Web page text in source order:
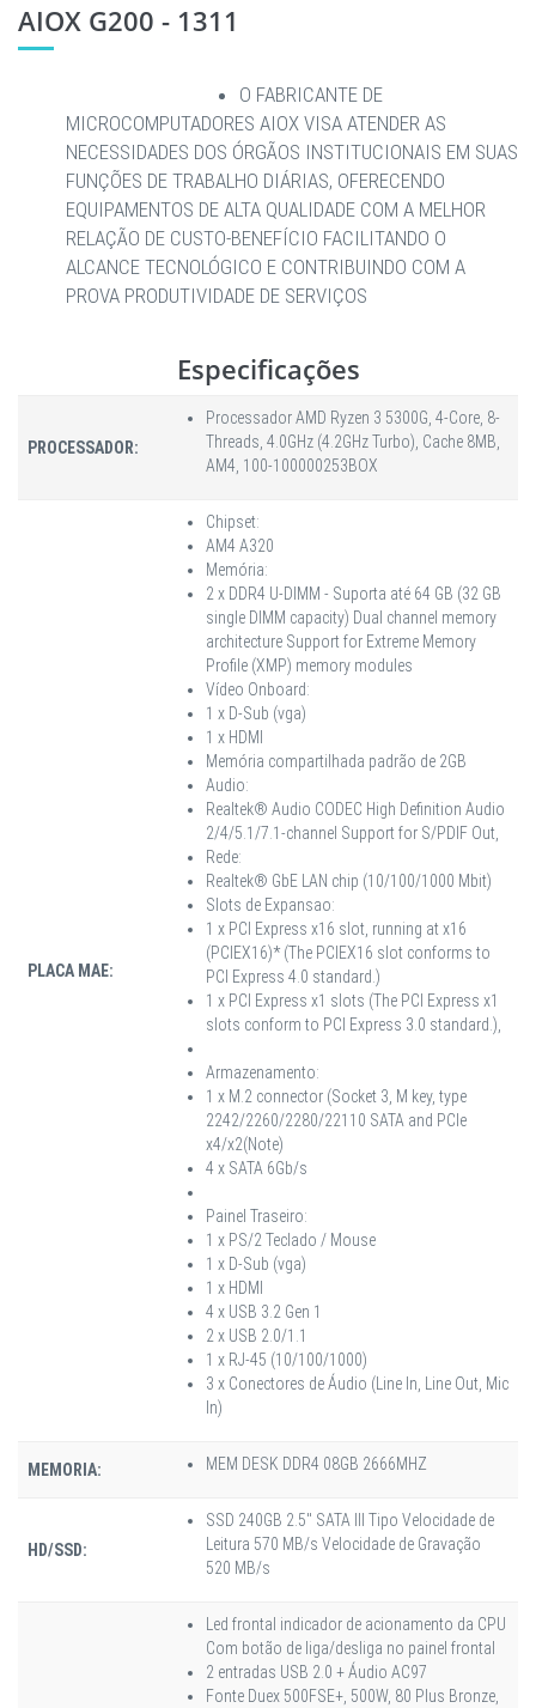
AIOX G200 - 1311
O FABRICANTE DE
MICROCOMPUTADORES AIOX VISA ATENDER AS
NECESSIDADES DOS ÓRGÃOS INSTITUCIONAIS EM SUAS
FUNÇÕES DE TRABALHO DIÁRIAS, OFERECENDO
EQUIPAMENTOS DE ALTA QUALIDADE COM A MELHOR
RELAÇÃO DE CUSTO-BENEFÍCIO FACILITANDO O
ALCANCE TECNOLÓGICO E CONTRIBUINDO COM A
PROVA PRODUTIVIDADE DE SERVIÇOS
Especificações
PROCESSADOR:
Processador AMD Ryzen 3 5300G, 4-Core, 8-
Threads, 4.0GHz (4.2GHz Turbo), Cache 8MB,
AM4, 100-100000253BOX
PLACA MAE:
Chipset:
AM4 A320
Memória:
2 x DDR4 U-DIMM - Suporta até 64 GB (32 GB
single DIMM capacity) Dual channel memory
architecture Support for Extreme Memory
Profile (XMP) memory modules
Vídeo Onboard:
1 x D-Sub (vga)
1 x HDMI
Memória compartilhada padrão de 2GB
Audio:
Realtek® Audio CODEC High Definition Audio
2/4/5.1/7.1-channel Support for S/PDIF Out,
Rede:
Realtek® GbE LAN chip (10/100/1000 Mbit)
Slots de Expansao:
1 x PCI Express x16 slot, running at x16
(PCIEX16)* (The PCIEX16 slot conforms to
PCI Express 4.0 standard.)
1 x PCI Express x1 slots (The PCI Express x1
slots conform to PCI Express 3.0 standard.),
Armazenamento:
1 x M.2 connector (Socket 3, M key, type
2242/2260/2280/22110 SATA and PCIe
x4/x2(Note)
4 x SATA 6Gb/s
Painel Traseiro:
1 x PS/2 Teclado / Mouse
1 x D-Sub (vga)
1 x HDMI
4 x USB 3.2 Gen 1
2 x USB 2.0/1.1
1 x RJ-45 (10/100/1000)
3 x Conectores de Áudio (Line In, Line Out, Mic
In)
MEMORIA: MEM DESK DDR4 08GB 2666MHZ
HD/SSD:
SSD 240GB 2.5" SATA III Tipo Velocidade de
Leitura 570 MB/s Velocidade de Gravação
520 MB/s
Led frontal indicador de acionamento da CPU
Com botão de liga/desliga no painel frontal
2 entradas USB 2.0 + Áudio AC97
Fonte Duex 500FSE+, 500W, 80 Plus Bronze,